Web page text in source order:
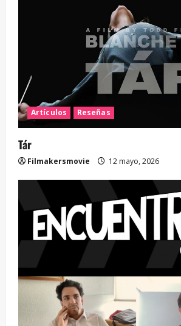
Artículos Reseñas
Tár
Filmakersmovie 12 mayo, 2026